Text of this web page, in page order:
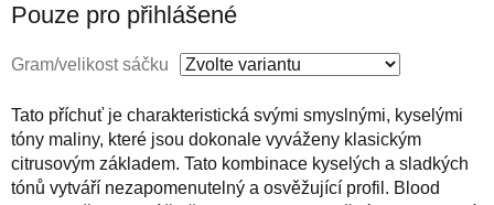
Pouze pro přihlášené
Gram/velikost sáčku
Tato příchuť je charakteristická svými smyslnými, kyselými
tóny maliny, které jsou dokonale vyváženy klasickým
citrusovým základem. Tato kombinace kyselých a sladkých
tónů vytváří nezapomenutelný a osvěžující profil. Blood